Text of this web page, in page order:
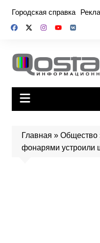
содержимому
Городская справка
Главная » Общество
фонарями устроили